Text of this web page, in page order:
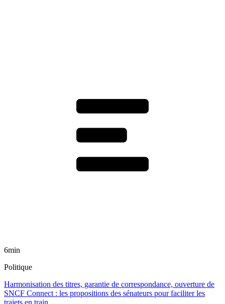
6min
Politique
Harmonisation des titres, garantie de correspondance, ouverture de
SNCF Connect : les propositions des sénateurs pour faciliter les